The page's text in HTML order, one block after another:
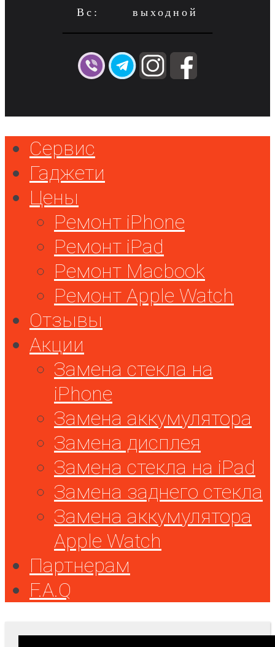
Вс: выходной
Сервис
Гаджети
Цены
Ремонт iPhone
Ремонт iPad
Ремонт Macbook
Ремонт Apple Watch
Отзывы
Акции
Замена стекла на
iPhone
Замена аккумулятора
Замена дисплея
Замена стекла на iPad
Замена заднего стекла
Замена аккумулятора
Apple Watch
Партнерам
F.A.Q